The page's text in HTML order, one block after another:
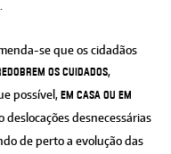
se que os cidadãos
os cuidados,
possível, em casa ou em
deslocações desnecessárias
de perto a evolução das